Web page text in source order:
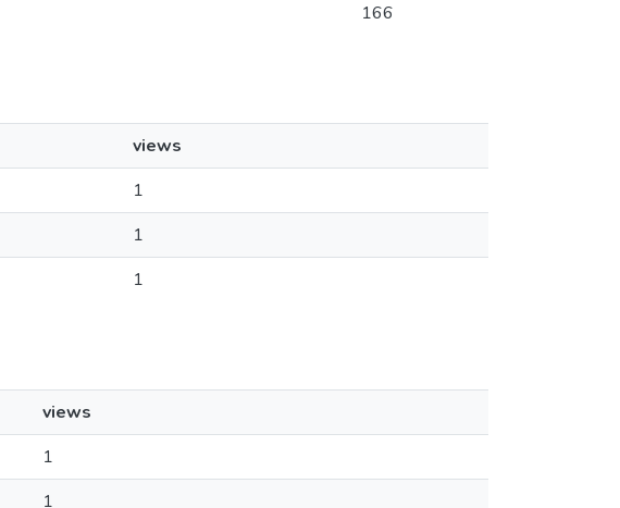
166
views
1
1
1
views
1
1